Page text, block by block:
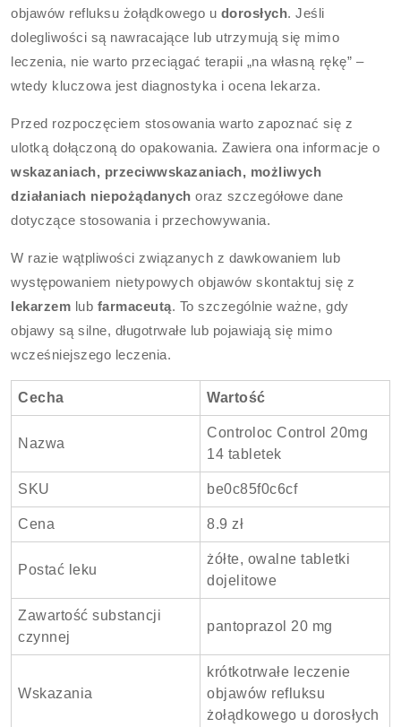
objawów refluksu żołądkowego u dorosłych. Jeśli
dolegliwości są nawracające lub utrzymują się mimo
leczenia, nie warto przeciągać terapii „na własną rękę” –
wtedy kluczowa jest diagnostyka i ocena lekarza.
Przed rozpoczęciem stosowania warto zapoznać się z
ulotką dołączoną do opakowania. Zawiera ona informacje o
wskazaniach, przeciwwskazaniach, możliwych
działaniach niepożądanych oraz szczegółowe dane
dotyczące stosowania i przechowywania.
W razie wątpliwości związanych z dawkowaniem lub
występowaniem nietypowych objawów skontaktuj się z
lekarzem lub farmaceutą. To szczególnie ważne, gdy
objawy są silne, długotrwałe lub pojawiają się mimo
wcześniejszego leczenia.
Cecha Wartość
Nazwa
Controloc Control 20mg
14 tabletek
SKU be0c85f0c6cf
Cena 8.9 zł
Postać leku
żółte, owalne tabletki
dojelitowe
Zawartość substancji
czynnej
pantoprazol 20 mg
Wskazania
krótkotrwałe leczenie
objawów refluksu
żołądkowego u dorosłych